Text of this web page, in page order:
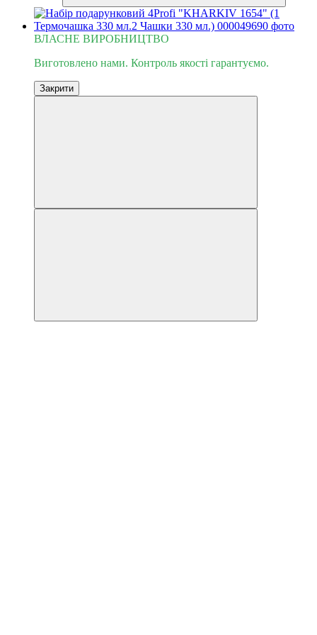
ВЛАСНЕ ВИРОБНИЦТВО
Виготовлено нами. Контроль якості гарантуємо.
Закрити